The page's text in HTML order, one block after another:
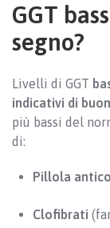
GGT
segno?
Livelli di GGT
indicativi di
più bassi del
di:
Pillola
Clofibrati